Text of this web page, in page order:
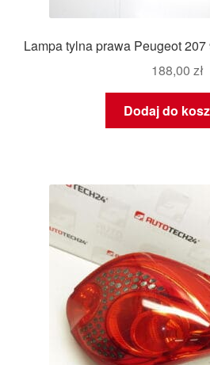
Lampa tylna prawa Peugeot
188,00 zł
Dodaj do